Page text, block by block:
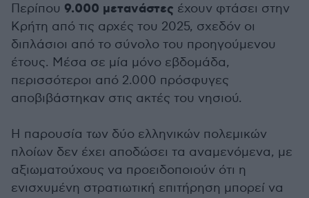
Περίπου 9.000 μετανάστες έχουν φτάσει στην
Κρήτη από τις αρχές του 2025, σχεδόν οι
διπλάσιοι από το σύνολο του προηγούμενου
έτους. Μέσα σε μία μόνο εβδομάδα,
περισσότεροι από 2.000 πρόσφυγες
αποβιβάστηκαν στις ακτές του νησιού.
Η παρουσία των δύο ελληνικών πολεμικών
πλοίων δεν έχει αποδώσει τα αναμενόμενα, με
αξιωματούχους να προειδοποιούν ότι η
ενισχυμένη στρατιωτική επιτήρηση μπορεί να